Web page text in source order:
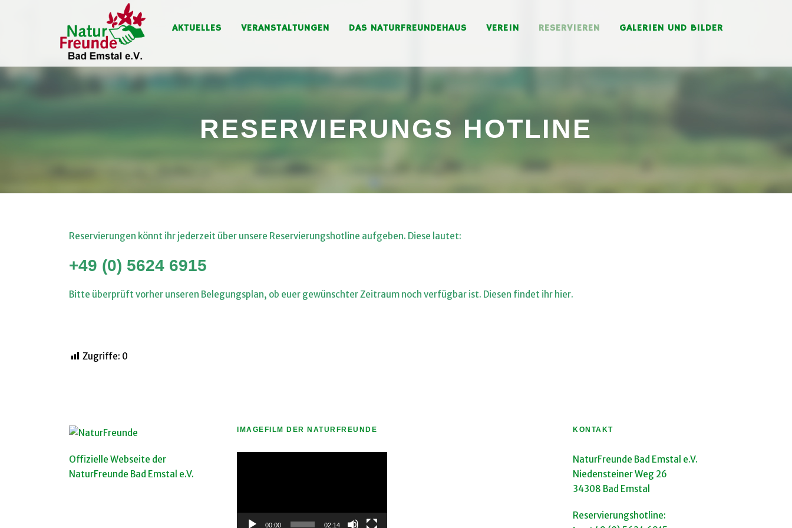
AKTUELLES VERANSTALTUNGEN DAS NATURFREUNDEHAUS VEREIN RESERVIEREN GALERIEN UND BILDER
RESERVIERUNGS HOTLINE
Reservierungen könnt ihr jederzeit über unsere Reservierungshotline aufgeben. Diese lautet:
+49 (0) 5624 6915
Bitte überprüft vorher unseren Belegungsplan, ob euer gewünschter Zeitraum noch verfügbar ist. Diesen findet ihr hier.
Zugriffe: 0
Offizielle Webseite der
NaturFreunde Bad Emstal e.V.
IMAGEFILM DER NATURFREUNDE
00:00 02:14
KONTAKT
NaturFreunde Bad Emstal e.V.
Niedensteiner Weg 26
34308 Bad Emstal
Reservierungshotline: